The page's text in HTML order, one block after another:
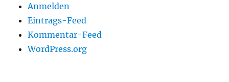
Anmelden
Eintrags-Feed
Kommentar-Feed
WordPress.org